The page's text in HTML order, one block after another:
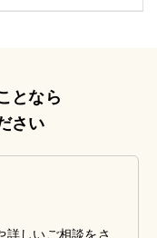
となら
さい
詳しいご相談をさ